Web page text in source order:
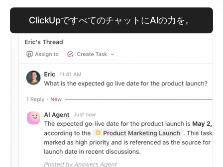
ClickUpですべてのチャットにAIの力を。